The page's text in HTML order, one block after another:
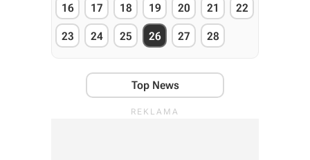
16 17 18 19 20 21 22
23 24 25 26 27 28
Top News